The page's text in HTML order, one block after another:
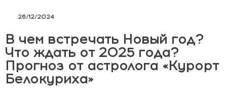
26/12/2024
В чем встречать Новый год?
Что ждать от 2025 года?
Прогноз от астролога «Курорт
Белокуриха»